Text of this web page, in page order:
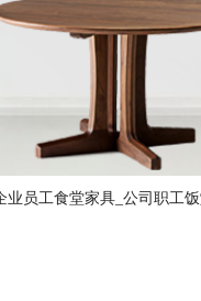
业员工食堂家具_公司职工